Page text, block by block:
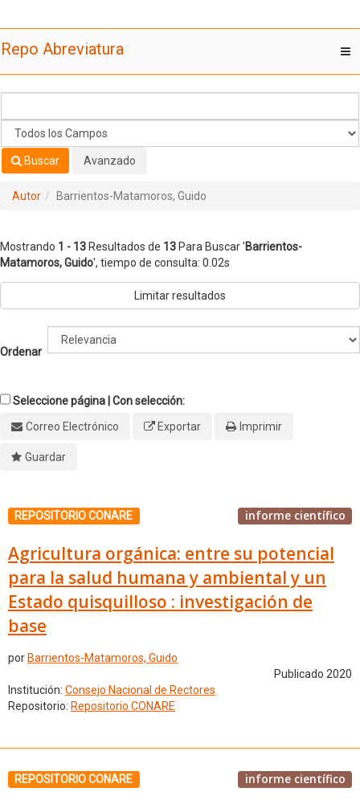
Matamoros, Guido'
Repo Abreviatura
Buscar Avanzado
Autor Barrientos-Matamoros, Guido
Mostrando 1 - 13 Resultados de 13 Para Buscar 'Barrientos-
Matamoros, Guido', tiempo de consulta: 0.02s
Limitar resultados
Ordenar
Seleccione página | Con selección:
Correo Electrónico
Exportar Imprimir
Guardar
REPOSITORIO CONARE informe científico
Agricultura orgánica: entre su potencial
para la salud humana y ambiental y un
Estado quisquilloso : investigación de
base
por Barrientos-Matamoros, Guido
Publicado 2020
Institución: Consejo Nacional de Rectores
Repositorio: Repositorio CONARE
REPOSITORIO CONARE informe científico